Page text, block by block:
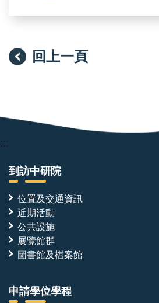
回上一頁
:::
到訪中研院
位置及交通資訊
近期活動
公共設施
展覽館群
圖書館及檔案館
申請學位學程